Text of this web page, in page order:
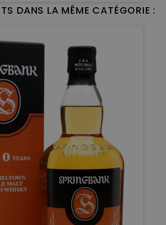
DANS LA MÊME CATÉGORIE :